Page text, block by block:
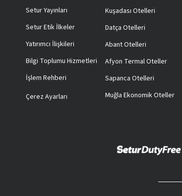
Setur Yayınları
Setur Etik İlkeler
Yatırımcı İlişkileri
Bilgi Toplumu Hizmetleri
İşlem Rehberi
Çerez Ayarları
Kuşadası Otelleri
Datça Otelleri
Abant Otelleri
Afyon Termal Oteller
Sapanca Otelleri
Muğla Ekonomik Oteller